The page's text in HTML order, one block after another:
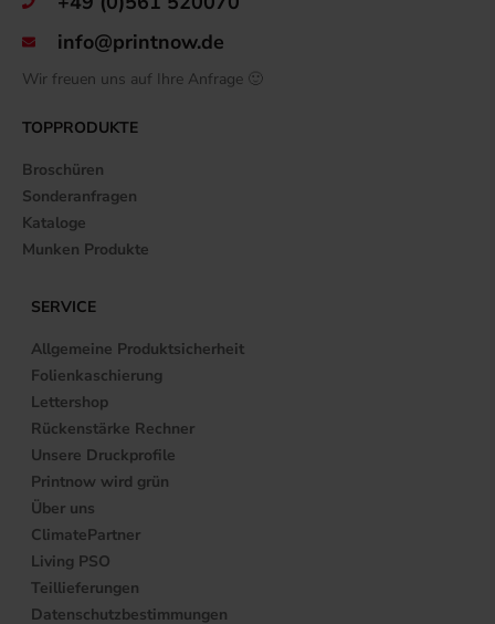
info@printnow.de
Wir freuen uns auf Ihre Anfrage 🙂
TOPPRODUKTE
Broschüren
Sonderanfragen
Kataloge
Munken Produkte
SERVICE
Allgemeine Produktsicherheit
Folienkaschierung
Lettershop
Rückenstärke Rechner
Unsere Druckprofile
Printnow wird grün
Über uns
ClimatePartner
Living PSO
Teillieferungen
Datenschutzbestimmungen